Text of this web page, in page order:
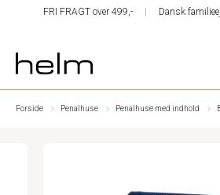
FRI FRAGT over 499,- Dansk
Forside Penalhuse Penalhuse med indhold